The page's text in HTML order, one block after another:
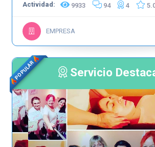
Actividad: 9933 94 4
EMPRESA
POPULAR Servicio